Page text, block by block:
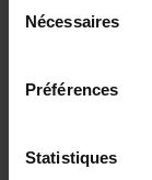
Nécessaires
Préférences
Statistiques